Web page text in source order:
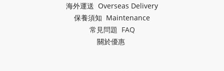
海外運送 Overseas Delivery
保養須知 Maintenance
常見問題 FAQ
關於優惠